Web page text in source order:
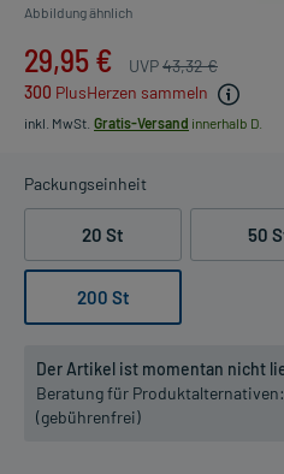
Abbildung ähnlich
29,95 € UVP43,32 €
300 PlusHerzen sammeln
inkl. MwSt. Gratis-Versand innerhalb D.
Packungseinheit
20 St 50
200 St
Der Artikel ist momentan nicht
Beratung für Produktalternativen:
(gebührenfrei)